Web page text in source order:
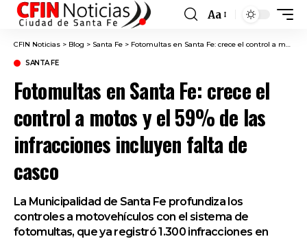
Font
Resizer
Aa
CFIN Noticias > Blog > Santa Fe > Fotomultas en Santa Fe: crece el control a motos y el 59% de las infracciones incluyen falta de casco
SANTA FE
Fotomultas en Santa Fe: crece el
control a motos y el 59% de las
infracciones incluyen falta de
casco
La Municipalidad de Santa Fe profundiza los
controles a motovehículos con el sistema de
fotomultas, que ya registró 1.300 infracciones en